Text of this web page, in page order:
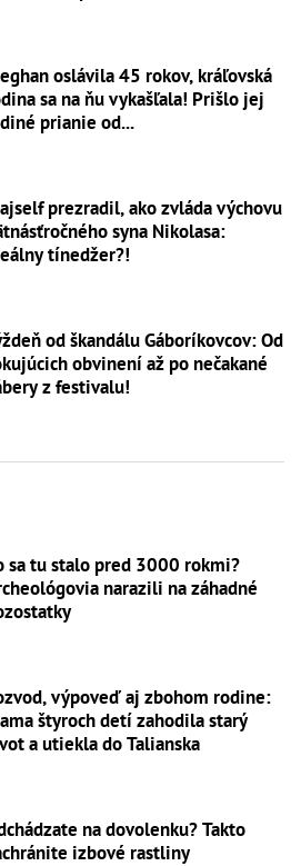
oslávila 45 rokov, kráľovská
sa na ňu vykašľala! Prišlo jej
prianie od...
prezradil, ako zvláda výchovu
syna Nikolasa:
tínedžer?!
od škandálu Gáboríkovcov: Od
obvinení až po nečakané
z festivalu!
sa tu stalo pred 3000 rokmi?
narazili na záhadné
výpoveď aj zbohom rodine:
štyroch detí zahodila starý
a utiekla do Talianska
na dovolenku? Takto
izbové rastliny